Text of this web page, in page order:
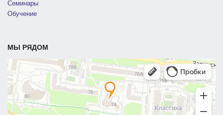
Семинары
Обучение
МЫ РЯДОМ